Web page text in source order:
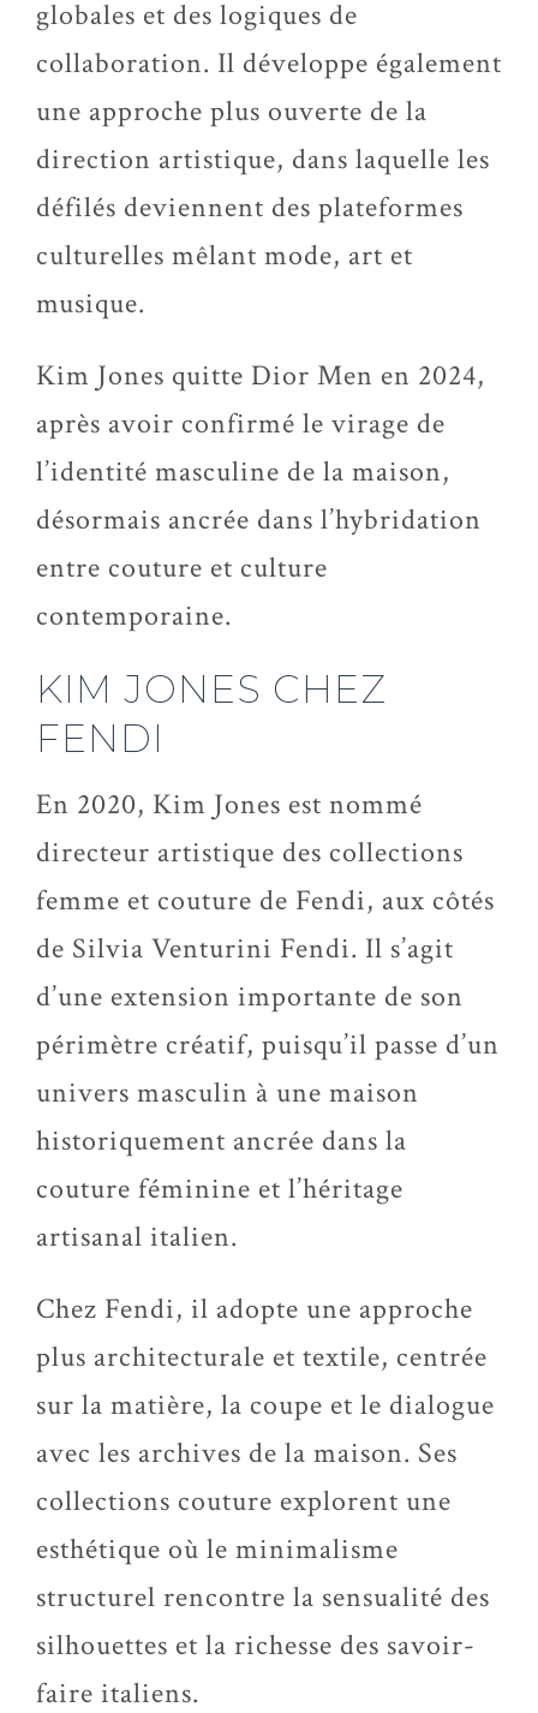
globales et des logiques de
collaboration. Il développe également
une approche plus ouverte de la
direction artistique, dans laquelle les
défilés deviennent des plateformes
culturelles mêlant mode, art et
musique.
Kim Jones quitte Dior Men en 2024,
après avoir confirmé le virage de
l’identité masculine de la maison,
désormais ancrée dans l’hybridation
entre couture et culture
contemporaine.
KIM JONES CHEZ
FENDI
En 2020, Kim Jones est nommé
directeur artistique des collections
femme et couture de Fendi, aux côtés
de Silvia Venturini Fendi. Il s’agit
d’une extension importante de son
périmètre créatif, puisqu’il passe d’un
univers masculin à une maison
historiquement ancrée dans la
couture féminine et l’héritage
artisanal italien.
Chez Fendi, il adopte une approche
plus architecturale et textile, centrée
sur la matière, la coupe et le dialogue
avec les archives de la maison. Ses
collections couture explorent une
esthétique où le minimalisme
structurel rencontre la sensualité des
silhouettes et la richesse des savoir-
faire italiens.